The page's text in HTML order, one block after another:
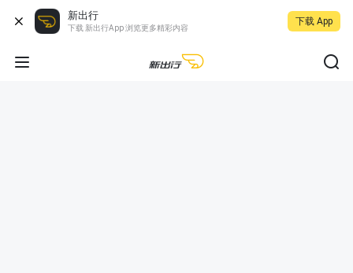
新出行
下载 新出行App 浏览更多精彩内容
下载 App